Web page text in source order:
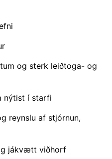
og sterk leiðtoga- og
í starfi
af stjórnun,
jákvætt viðhorf